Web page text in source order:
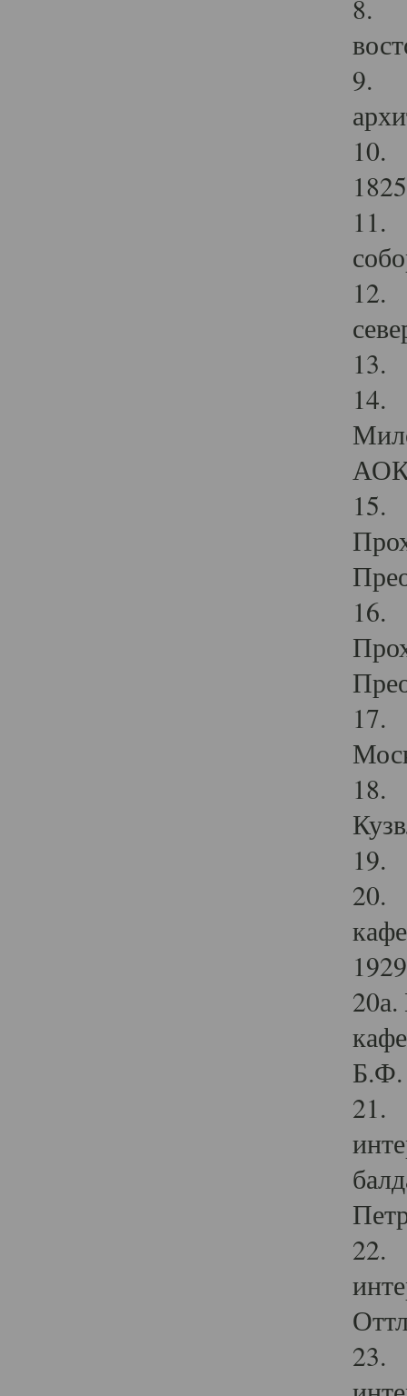
8.
9.
10.
11.
12.
13.
14.
15.
16.
17.
18.
19.
20.
Б.Ф.
21.
22.
23.